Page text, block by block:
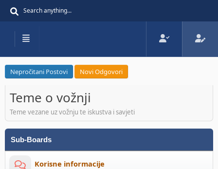
Nepročitani Postovi Novi Odgovori
Teme o vožnji
Teme vezane uz vožnju te iskustva i savjeti
Sub-Boards
Korisne informacije